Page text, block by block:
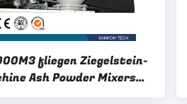
fliegen Ziegelstein-
Ash Powder Mixers